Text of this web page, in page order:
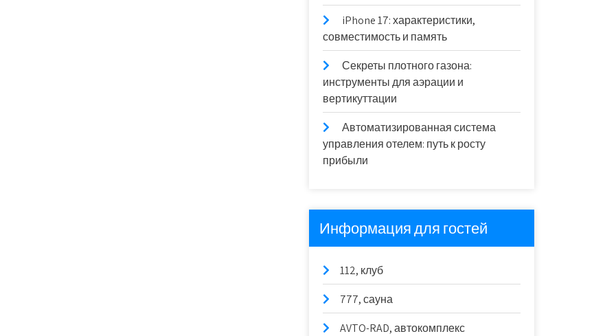
iPhone 17: характеристики,
совместимость и память
Секреты плотного газона:
инструменты для аэрации и
вертикуттации
Автоматизированная система
управления отелем: путь к росту
прибыли
Информация для гостей
112, клуб
777, сауна
AVTO-RAD, автокомплекс